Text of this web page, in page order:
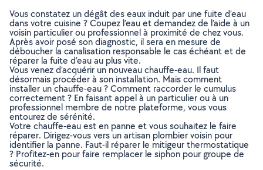
Vous constatez un dégât des eaux induit par une fuite d’eau
dans votre cuisine ? Coupez l’eau et demandez de l’aide à un
voisin particulier ou professionnel à proximité de chez vous.
Après avoir posé son diagnostic, il sera en mesure de
déboucher la canalisation responsable le cas échéant et de
réparer la fuite d’eau au plus vite.
Vous venez d’acquérir un nouveau chauffe-eau. Il faut
désormais procéder à son installation. Mais comment
installer un chauffe-eau ? Comment raccorder le cumulus
correctement ? En faisant appel à un particulier ou à un
professionnel membre de notre plateforme, vous vous
entourez de sérénité.
Votre chauffe-eau est en panne et vous souhaitez le faire
réparer. Dirigez-vous vers un artisan plombier voisin pour
identifier la panne. Faut-il réparer le mitigeur thermostatique
? Profitez-en pour faire remplacer le siphon pour groupe de
sécurité.